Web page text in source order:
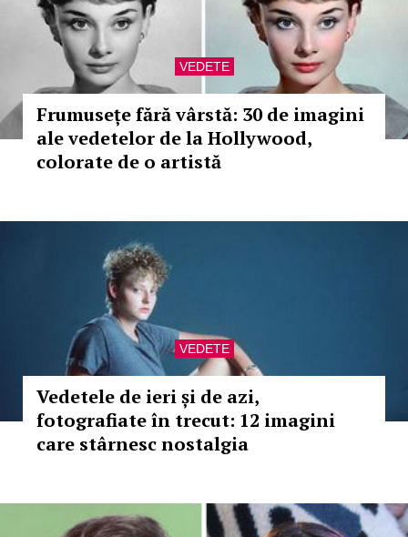
VEDETE
Frumusețe fără vârstă: 30 de imagini
ale vedetelor de la Hollywood,
colorate de o artistă
VEDETE
Vedetele de ieri și de azi,
fotografiate în trecut: 12 imagini
care stârnesc nostalgia